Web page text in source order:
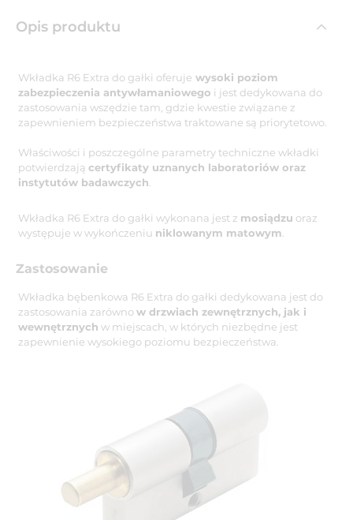
Opis produktu
Wkładka R6 Extra do gałki oferuje wysoki poziom
zabezpieczenia antywłamaniowego i jest dedykowana do
zastosowania wszędzie tam, gdzie kwestie związane z
zapewnieniem bezpieczeństwa traktowane są priorytetowo.
Właściwości i poszczególne parametry techniczne wkładki
potwierdzają certyfikaty uznanych laboratoriów oraz
instytutów badawczych
Wkładka R6 Extra do gałki wykonana jest z mosiądzu oraz
występuje w wykończeniu niklowanym matowym
Zastosowanie
Wkładka bębenkowa R6 Extra do gałki dedykowana jest do
zastosowania zarównow drzwiach zewnętrznych, jak i
wewnętrznych w miejscach, w których niezbędne jest
zapewnienie wysokiego poziomu bezpieczeństwa.